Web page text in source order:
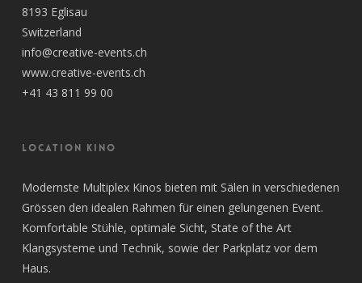
8193 Eglisau
Switzerland
info@creative-events.ch
www.creative-events.ch
+41 43 811 99 00
LOCATION KINO
Modernste Multiplex Kinos bieten mit Sälen in verschiedenen
Grössen den idealen Rahmen für einen gelungenen Event.
Komfortable Stühle, optimale Sicht, State of the Art
Klangsysteme und Technik, sowie der Parkplatz vor dem
Haus.